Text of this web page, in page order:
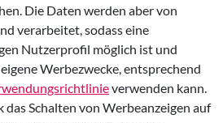
Die Daten werden aber von
verarbeitet, sodass eine
Nutzerprofil möglich ist und
Werbezwecke, entsprechend
verwenden kann.
das Schalten von Werbeanzeigen auf